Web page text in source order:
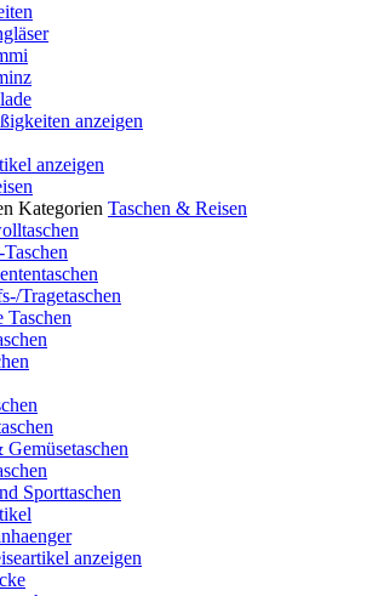
anzeigen
anzeigen
Kategorien Taschen & Reisen
Tragetaschen
Taschen
Sporttaschen
anzeigen